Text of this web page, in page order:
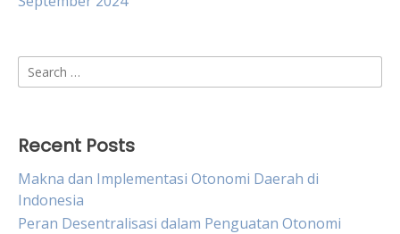
Search
for:
Recent Posts
Makna dan Implementasi Otonomi Daerah di
Indonesia
Peran Desentralisasi dalam Penguatan Otonomi